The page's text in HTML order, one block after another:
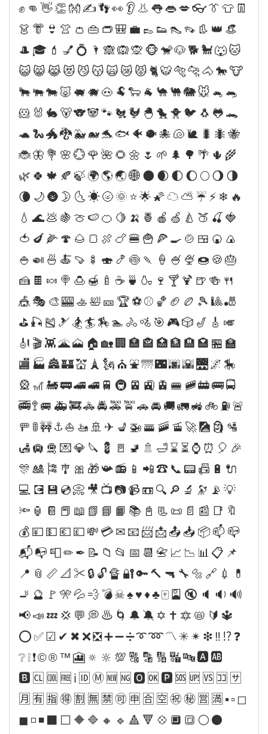
✊👊👋👏👐✍👣👀👂👃👅👄💋👓👔👕👖
👗👘👙👚👛👜👝🎒💼👞👟👠👡👢👑👒
🎩🎓💄💅💍🌂🙈🙉🙊🐵🐒🐶🐕🐩🐺🐱
😺😸😹😻😼😽🙀😿😾🐈🐯🐅🐆🐴🐎🐮
🐂🐃🐄🐷🐖🐗🐽🐏🐑🐐🐪🐫🐘🐭🐁🐀
🐹🐰🐇🐻🐨🐼🐾🐔🐓🐣🐤🐥🐦🐧🐸🐊
🐢🐍🐲🐉🐳🐋🐬🐟🐠🐡🐙🐚🐌🐛🐜🐝
🐞🦋💐🌸💮🌹🌺🌻🌼🌷🌱🌲🌳🌴🌵🌾
🌿🍀🍁🍂🍃🌍🌎🌏🌐🌑🌒🌓🌔🌕🌖🌗
🌘🌙🌚🌛🌜☀🌝🌞⭐🌟🌠☁⛅☔⚡❄🔥
💧🌊💩🍇🍈🍉🍊🍋🍌🍍🍎🍏🍐🍑🍒🍓
🍅🍆🌽🍄🌰🍞🍖🍗🍔🍟🍕🍳🍲🍱🍘🍙
🍚🍛🍜🍝🍠🍢🍣🍤🍥🍡🍦🍧🍨🍩🍪🎂
🍰🍫🍬🍭🍮🍯🍼☕🍵🍶🍷🍸🍹🍺🍻🍴
🎪🎭🎨🎰🚣🛀🎫🏆⚽⚾🏀🏈🏉🎾🎱🎳
⛳🎣🎽🎿🏂🏄🏇🏊🚴🚵🎯🎮🎲🎷🎸🎺
🎻🎬👾🌋🗻🏠🏡🏢🏣🏤🏥🏦🏨🏩🏪🏫
🏬🏭🏯🏰💒🗼🗽⛪⛲🌁🌃🌆🌇🌉🌌🎠
🎡🎢🚂🚃🚄🚅🚆🚇🚈🚉🚊🚝🚞🚋🚌🚍
🚎🚏🚐🚑🚒🚓🚔🚕🚖🚗🚘🚚🚛🚜🚲⛽🚨
🚥🚦🚧⚓⛵🚤🚢✈💺🚁🚟🚠🚡🚀🎑🗿🛂
🛃🛄🛅💌💎🔪💈🚪🚽🚿🛁⌛⏳⌚⏰🎈🎉
🎊🎎🎏🎐🎀🎁📯📻📱📲☎📞📟📠🔋🔌
💻💽💾💿📀🎥📺📷📹📼🔍🔎🔬🔭📡💡
🔦🏮📔📕📖📗📘📙📚📓📃📜📄📰📑🔖
💰💴💵💶💷💸💳✉📧📨📩📤📥📦📫📪
📬📭📮✏✒📝📁📂📅📆📇📈📉📊📋📌
📍📎📏📐✂🔒🔓🔏🔐🔑🔨🔫🔧🔩🔗💉💊
🚬🔮🚩🎌💦💨💣☠♠♥♦♣🀄🎴🔇🔈🔉🔊
📢📣💤💢💬💭♨🌀🔔🔕✡✝🔯📛🔰🔱
⭕✅☑✔✖❌❎➕➖➗➰➿〽✳✴❇‼⁉❓
❔❕❗©®™🎦🔅🔆💯🔠🔡🔢🔣🔤🅰🆎
🅱🆑🆒🆓ℹ🆔Ⓜ🆕🆖🅾🆗🅿🆘🆙🆚🈁🈂
🈷🈶🈯🉐🈹🈚🈲🉑🈸🈴🈳㊗㊙🈺🈵▪▫◻
◼◽◾⬛⬜🔶🔷🔸🔹🔺🔻💠🔲🔳⚪⚫